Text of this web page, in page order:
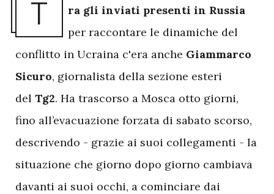
T
ra gli inviati presenti in Russia
per raccontare le dinamiche del
conflitto in Ucraina c'era anche Giammarco
Sicuro, giornalista della sezione esteri
del Tg2. Ha trascorso a Mosca otto giorni,
fino all’evacuazione forzata di sabato scorso,
descrivendo - grazie ai suoi collegamenti - la
situazione che giorno dopo giorno cambiava
davanti ai suoi occhi, a cominciare dai